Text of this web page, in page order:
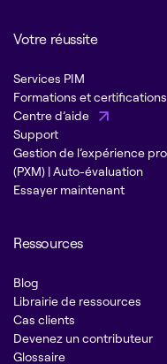
Votre réussite
Services PIM
Formations et certifications
Centre d’aide
Support
Gestion de l’expérience
(PXM) | Auto-évaluation
Essayer maintenant
Ressources
Blog
Librairie de ressources
Cas clients
Devenez un contributeur
Glossaire